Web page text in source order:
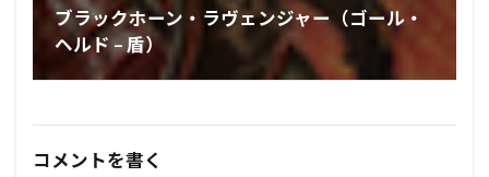
ブラックホーン・ラヴェンジャー（ゴール・
ヘルド – 盾）
コメントを書く